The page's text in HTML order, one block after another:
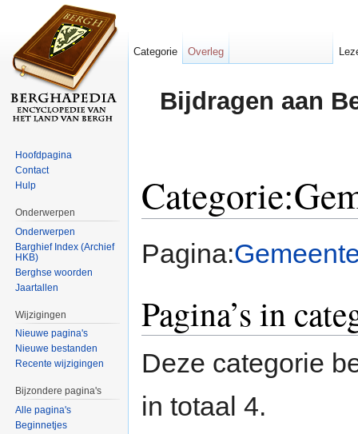
Bijdragen aan
Pagina:
Pagina’s in
Deze categorie
in totaal 4.
Categorie Overleg
Hoofdpagina
Contact
Hulp
Onderwerpen
Onderwerpen
Barghief Index (Archief
HKB)
Berghse woorden
Jaartallen
Wijzigingen
Nieuwe pagina's
Nieuwe bestanden
Recente wijzigingen
Bijzondere pagina's
Alle pagina's
Beginnetjes